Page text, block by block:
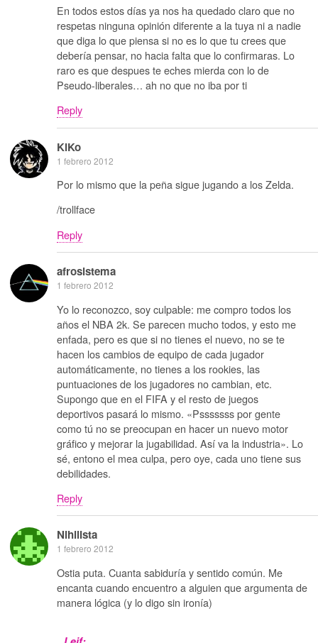
En todos estos días ya nos ha quedado claro que no
respetas ninguna opinión diferente a la tuya ni a nadie
que diga lo que piensa si no es lo que tu crees que
debería pensar, no hacia falta que lo confirmaras. Lo
raro es que despues te eches mierda con lo de
Pseudo-liberales… ah no que no iba por ti
Reply
KiKo
1 febrero 2012
Por lo mismo que la peña sigue jugando a los Zelda.
/trollface
Reply
afrosistema
1 febrero 2012
Yo lo reconozco, soy culpable: me compro todos los
años el NBA 2k. Se parecen mucho todos, y esto me
enfada, pero es que si no tienes el nuevo, no se te
hacen los cambios de equipo de cada jugador
automáticamente, no tienes a los rookies, las
puntuaciones de los jugadores no cambian, etc.
Supongo que en el FIFA y el resto de juegos
deportivos pasará lo mismo. «Psssssss por gente
como tú no se preocupan en hacer un nuevo motor
gráfico y mejorar la jugabilidad. Así va la industria». Lo
sé, entono el mea culpa, pero oye, cada uno tiene sus
debilidades.
Reply
Nihilista
1 febrero 2012
Ostia puta. Cuanta sabiduría y sentido común. Me
encanta cuando encuentro a alguien que argumenta de
manera lógica (y lo digo sin ironía)